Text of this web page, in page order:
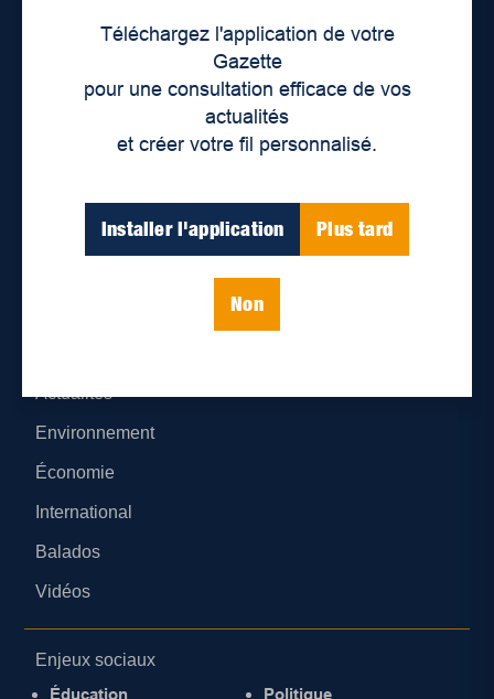
Téléchargez l'application de votre
Gazette
pour une consultation efficace de vos
actualités
et créer votre fil personnalisé.
Installer l'application Plus tard
Non
Déontologie et confidentialité
Devenir partenaire
Lieux de distribution
Nous joindre
Parutions numériques
Actualités
Environnement
Économie
International
Balados
Vidéos
Enjeux sociaux
Éducation
Politique